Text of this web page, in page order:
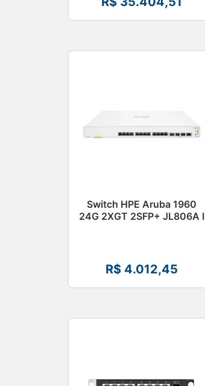
Switch HPE Aruba 1960
24G 2XGT 2SFP+ JL806A I
R$ 4.012,45